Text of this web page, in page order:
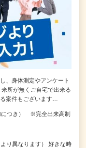
、身体測定やアンケート
所が無くご自宅で出来る
案件もございます…
につき） ※完全出来高制
り異なります） 好きな時